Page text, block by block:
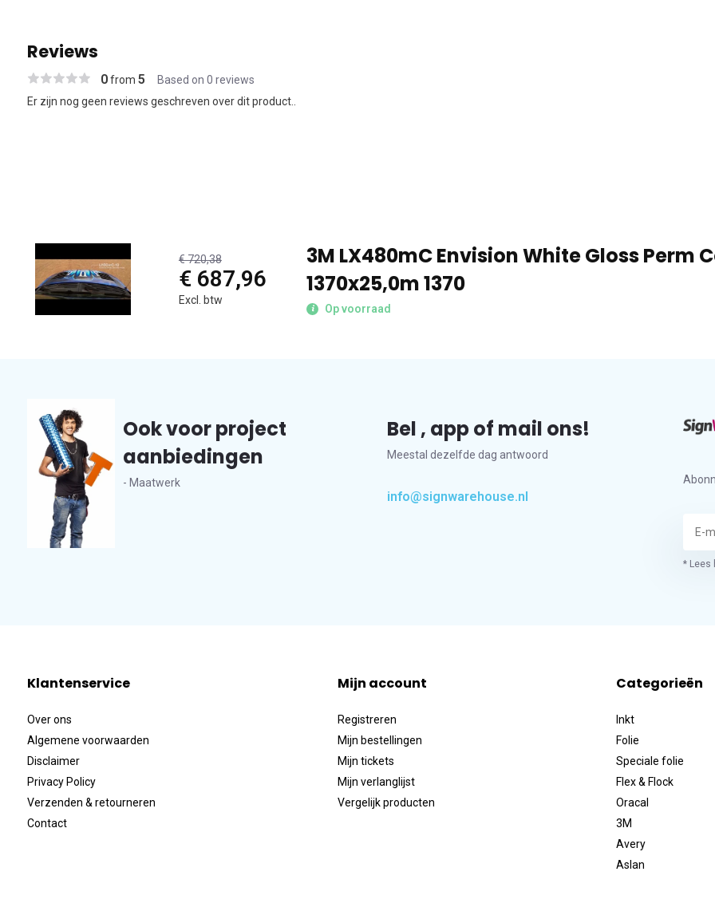
Reviews
0from 5 Based on 0 reviews
Er zijn nog geen reviews geschreven over dit product..
€ 720,38
€ 687,96
Excl. btw
3M LX480mC Envision White Gloss Perm
1370x25,0m 1370
Op voorraad
Ook voor project
aanbiedingen
- Maatwerk
Bel , app of mail ons!
Meestal dezelfde dag antwoord
info@signwarehouse.nl
* Lees
Klantenservice
Over ons
Algemene voorwaarden
Disclaimer
Privacy Policy
Verzenden & retourneren
Contact
Mijn account
Registreren
Mijn bestellingen
Mijn tickets
Mijn verlanglijst
Vergelijk producten
Categorieën
Inkt
Folie
Speciale folie
Flex & Flock
Oracal
3M
Avery
Aslan